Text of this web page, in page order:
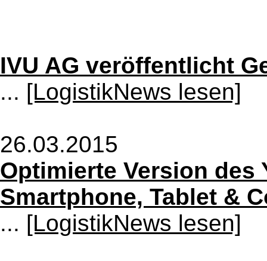
IVU AG veröffentlicht
... [LogistikNews lesen]
26.03.2015
Optimierte Version des
Smartphone, Tablet &
... [LogistikNews lesen]